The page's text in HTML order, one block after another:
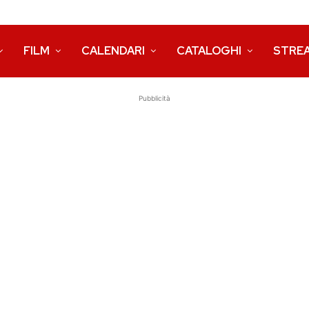
FILM CALENDARI CATALOGHI
Pubblicità